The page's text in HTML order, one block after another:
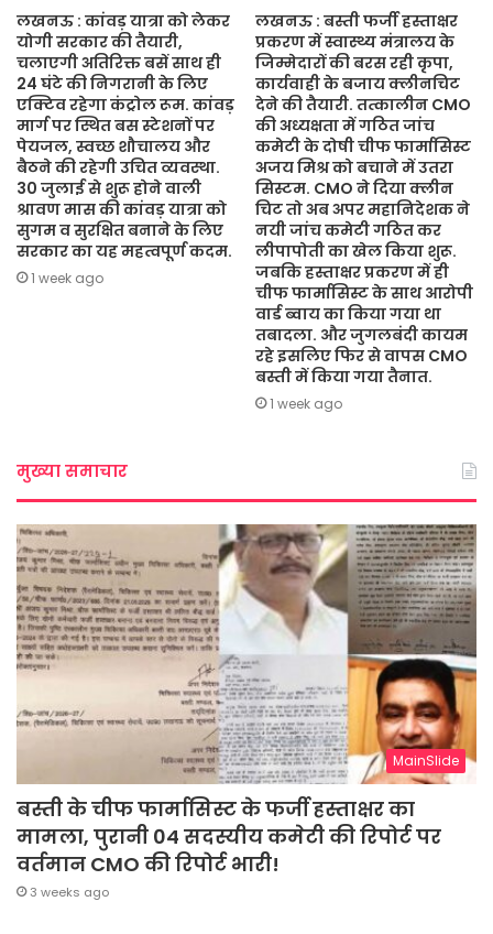
लखनऊ : कांवड़ यात्रा को लेकर
योगी सरकार की तैयारी,
चलाएगी अतिरिक्त बसें साथ ही
24 घंटे की निगरानी के लिए
एक्टिव रहेगा कंट्रोल रूम. कांवड़
मार्ग पर स्थित बस स्टेशनों पर
पेयजल, स्वच्छ शौचालय और
बैठने की रहेगी उचित व्यवस्था.
30 जुलाई से शुरू होने वाली
श्रावण मास की कांवड़ यात्रा को
सुगम व सुरक्षित बनाने के लिए
सरकार का यह महत्वपूर्ण कदम.
1 week ago
लखनऊ : बस्ती फर्जी हस्ताक्षर
प्रकरण में स्वास्थ्य मंत्रालय के
जिम्मेदारों की बरस रही कृपा,
कार्यवाही के बजाय क्लीनचिट
देने की तैयारी. तत्कालीन CMO
की अध्यक्षता में गठित जांच
कमेटी के दोषी चीफ फार्मासिस्ट
अजय मिश्र को बचाने में उतरा
सिस्टम. CMO ने दिया क्लीन
चिट तो अब अपर महानिदेशक ने
नयी जांच कमेटी गठित कर
लीपापोती का खेल किया शुरू.
जबकि हस्ताक्षर प्रकरण में ही
चीफ फार्मासिस्ट के साथ आरोपी
वार्ड ब्वाय का किया गया था
तबादला. और जुगलबंदी कायम
रहे इसलिए फिर से वापस CMO
बस्ती में किया गया तैनात.
1 week ago
मुख्या समाचार
MainSlide
बस्ती के चीफ फार्मासिस्ट के फर्जी हस्ताक्षर का
मामला, पुरानी 04 सदस्यीय कमेटी की रिपोर्ट पर
वर्तमान CMO की रिपोर्ट भारी!
3 weeks ago